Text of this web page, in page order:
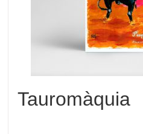
Tauromàquia